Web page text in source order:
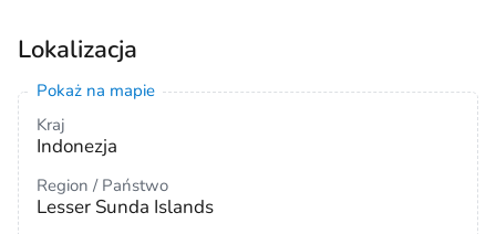
Lokalizacja
Pokaż na mapie
Kraj
Indonezja
Region / Państwo
Lesser Sunda Islands